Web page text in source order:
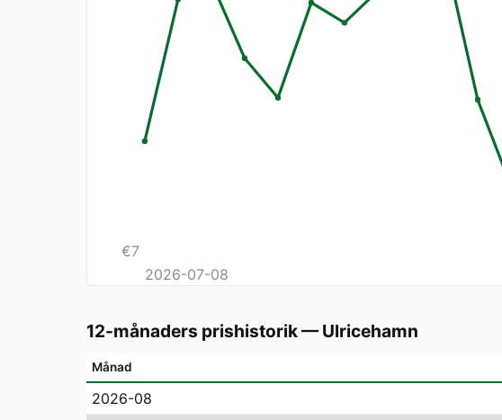
€7
2026-07-08
12-månaders prishistorik—Ulricehamn
Månad
2026-08